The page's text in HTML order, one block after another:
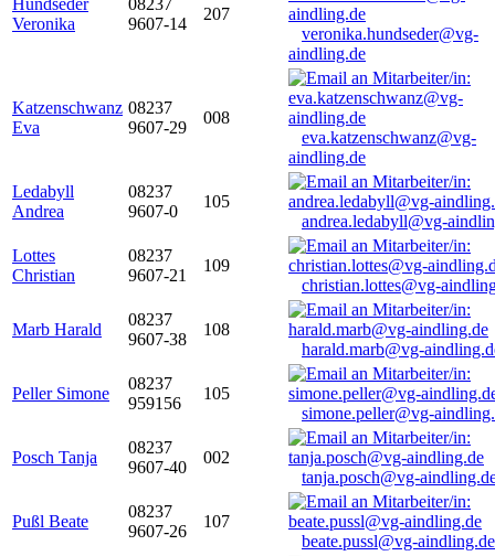
Hundseder
Veronika
08237
9607-14
207
veronika.hundseder@vg-
aindling.de
Katzenschwanz
Eva
08237
9607-29
008
eva.katzenschwanz@vg-
aindling.de
Ledabyll
Andrea
08237
9607-0
105
andrea.ledabyll@vg-
Lottes
Christian
08237
9607-21
109
christian.lottes@vg-
Marb Harald
08237
9607-38
108
harald.marb@vg-
Peller Simone
08237
959156
105
simone.peller@vg-
Posch Tanja
08237
9607-40
002
tanja.posch@vg-
Pußl Beate
08237
9607-26
107
beate.pussl@vg-aindling.de